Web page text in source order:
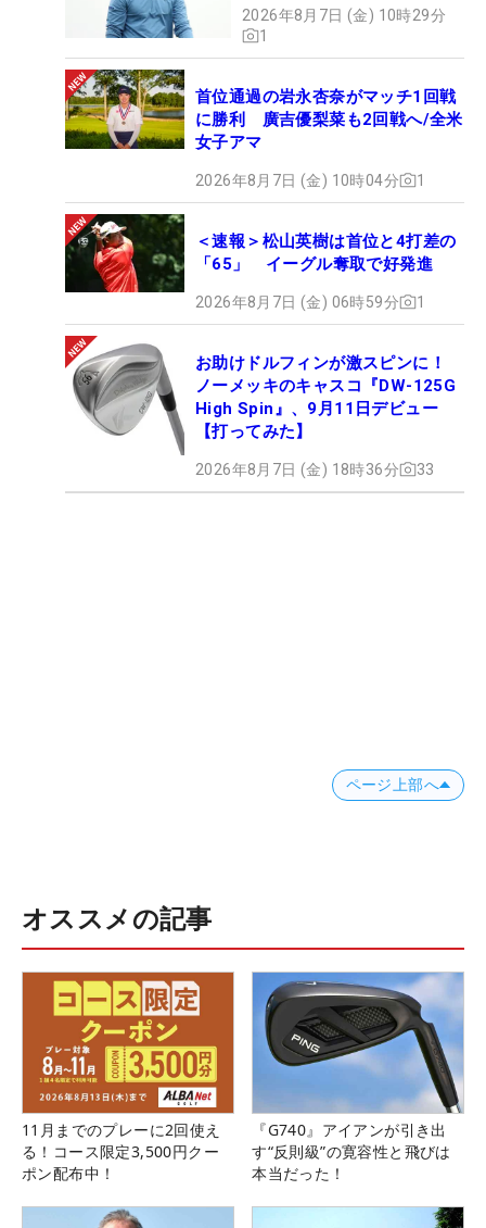
2026年8月7日 (金) 10時29分
1
首位通過の岩永杏奈がマッチ1回戦
に勝利 廣吉優梨菜も2回戦へ/全米
女子アマ
2026年8月7日 (金) 10時04分 1
＜速報＞松山英樹は首位と4打差の
「65」 イーグル奪取で好発進
2026年8月7日 (金) 06時59分 1
お助けドルフィンが激スピンに！
ノーメッキのキャスコ『DW-125G
High Spin』、9月11日デビュー
【打ってみた】
2026年8月7日 (金) 18時36分 33
ページ上部へ
オススメの記事
11月までのプレーに2回使え
る！コース限定3,500円クー
ポン配布中！
『G740』アイアンが引き出
す“反則級”の寛容性と飛びは
本当だった！